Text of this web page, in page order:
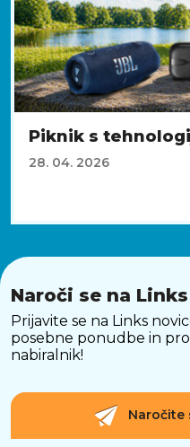
Piknik s
28. 04. 2026
Naroči se na
Prijavite se na Links
posebne ponudbe in
nabiralnik!
Naročite